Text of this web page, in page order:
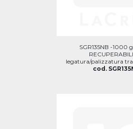
SGR135NB -1000
legatura/palizzatura
cod.